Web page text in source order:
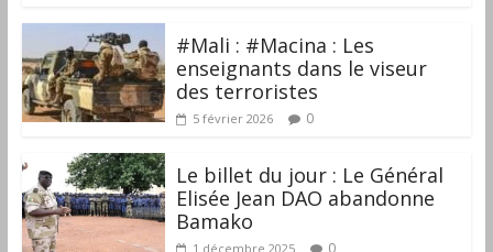
#Mali : #Macina : Les
enseignants dans le viseur
des terroristes
5 février 2026 0
‎Le billet du jour : Le Général
Elisée Jean DAO abandonne
Bamako
1 décembre 2025